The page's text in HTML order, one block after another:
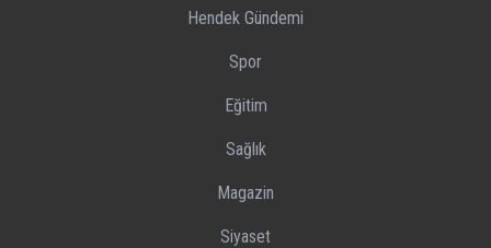
Hendek Gündemi
Spor
Eğitim
Sağlık
Magazin
Siyaset